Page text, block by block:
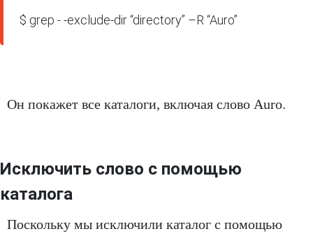
$ grep - -exclude-dir “directory” –R “Auro”
Он покажет все каталоги, включая слово Auro.
Исключить слово с помощью
каталога
Поскольку мы исключили каталог с помощью